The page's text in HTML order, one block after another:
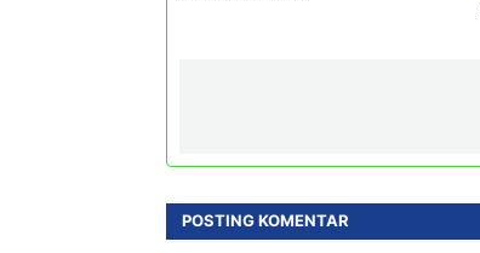
POSTING KOMENTAR